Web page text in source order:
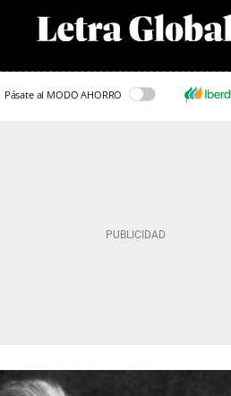
Pásate al MODO AHORRO